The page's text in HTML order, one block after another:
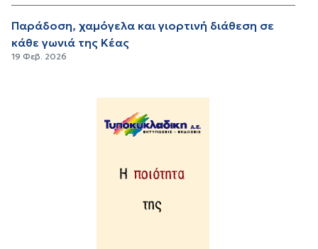
Παράδοση, χαμόγελα και γιορτινή διάθεση σε
κάθε γωνιά της Κέας
19 Φεβ. 2026